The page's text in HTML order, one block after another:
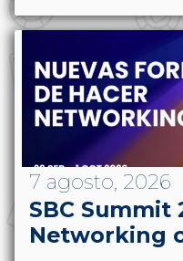
7 agosto, 2026
SBC Summit
Networking